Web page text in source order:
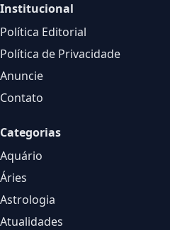
Institucional
Política Editorial
Política de Privacidade
Anuncie
Contato
Categorias
Aquário
Áries
Astrologia
Atualidades